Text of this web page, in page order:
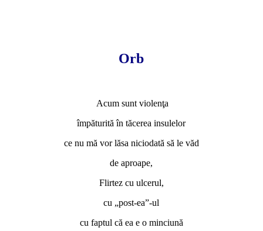
Orb
Acum sunt violenţa
împăturită în tăcerea insulelor
ce nu mă vor lăsa niciodată să le văd
de aproape,
Flirtez cu ulcerul,
cu „post-ea”-ul
cu faptul că ea e o minciună